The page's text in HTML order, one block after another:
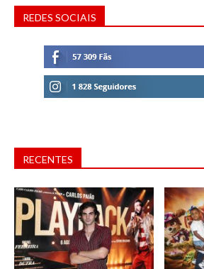
REDES SOCIAIS
RECENTES